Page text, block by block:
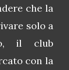
che la
solo a
il club
con la